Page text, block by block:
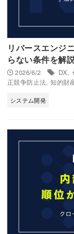
リバースエンジ
らない条件を解
2026/6/2
DX,
正競争防止法,知的財
システム開発